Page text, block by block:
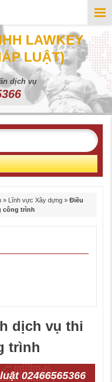
LAWKEY
LUẬT)
dịch vụ
» Lĩnh vực Xây dựng » Điều
công trình
dịch vụ thi
trình
02466565366